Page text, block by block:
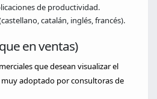
de productividad.
catalán, inglés, francés).
en ventas)
que desean visualizar el
adoptado por consultoras de